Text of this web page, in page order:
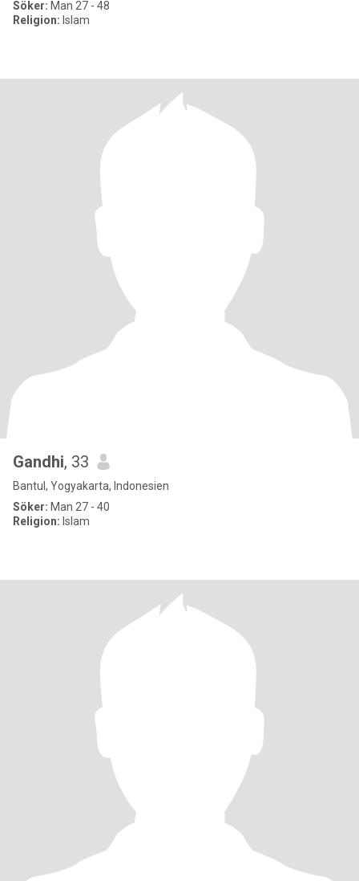
Söker: Man 27 - 48
Religion: Islam
Gandhi, 33
Bantul, Yogyakarta, Indonesien
Söker: Man 27 - 40
Religion: Islam